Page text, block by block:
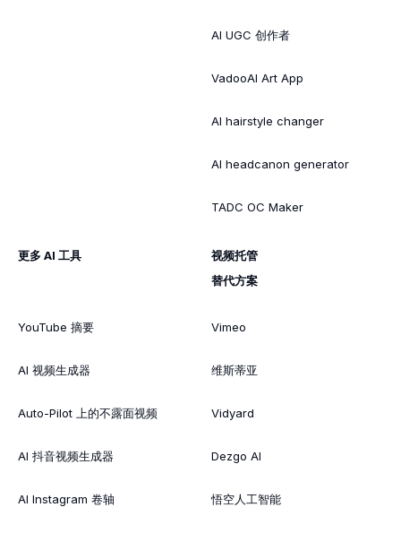
AI UGC 创作者
VadooAI Art App
AI hairstyle changer
AI headcanon generator
TADC OC Maker
更多 AI 工具
YouTube 摘要
AI 视频生成器
Auto-Pilot 上的不露面视频
AI 抖音视频生成器
AI Instagram 卷轴
视频托管
替代方案
Vimeo
维斯蒂亚
Vidyard
Dezgo AI
悟空人工智能